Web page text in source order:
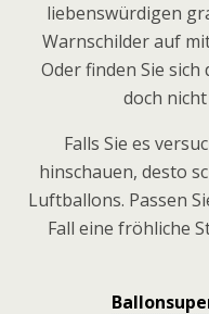
liebenswürdigen
Warnschilder auf
Oder finden Sie sich
doch
Falls Sie es
hinschauen, desto
Luftballons. Passen
Fall eine fröhliche